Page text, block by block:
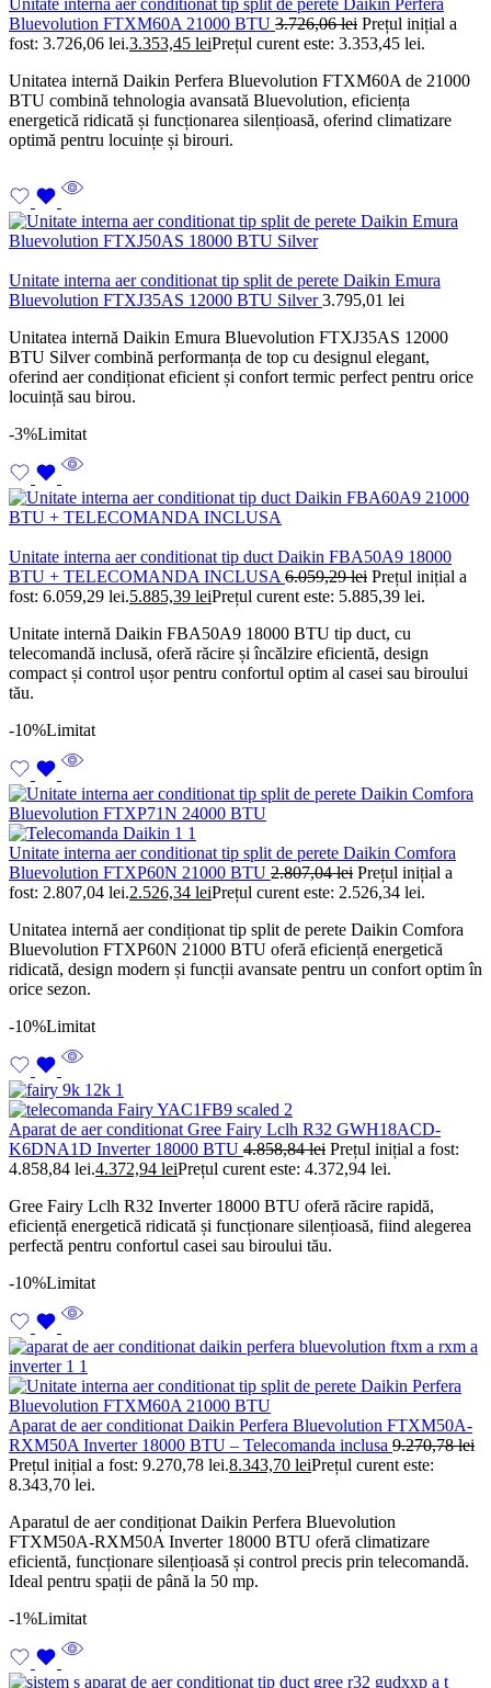
Bluevolution FTXM60A 21000 BTU 3.726,06lei Prețul inițial a
fost: 3.726,06 lei.3.353,45 leiPrețul curent este: 3.353,45 lei.
Unitatea internă Daikin Perfera Bluevolution FTXM60A de 21000
BTU combină tehnologia avansată Bluevolution, eficiența
energetică ridicată și funcționarea silențioasă, oferind climatizare
optimă pentru locuințe și birouri.
Unitate interna aer conditionat tip split de perete Daikin Emura
Bluevolution FTXJ35AS 12000 BTU Silver3.795,01 lei
Unitatea internă Daikin Emura Bluevolution FTXJ35AS 12000
BTU Silver combină performanța de top cu designul elegant,
oferind aer condiționat eficient și confort termic perfect pentru orice
locuință sau birou.
-3%Limitat
Unitate interna aer conditionat tip duct Daikin FBA50A9 18000
BTU + TELECOMANDA INCLUSA 6.059,29lei Prețul inițial a
fost: 6.059,29 lei.5.885,39 leiPrețul curent este: 5.885,39 lei.
Unitate internă Daikin FBA50A9 18000 BTU tip duct, cu
telecomandă inclusă, oferă răcire și încălzire eficientă, design
compact și control ușor pentru confortul optim al casei sau biroului
tău.
-10%Limitat
Unitate interna aer conditionat tip split de perete Daikin Comfora
Bluevolution FTXP60N 21000 BTU 2.807,04lei Prețul inițial a
fost: 2.807,04 lei.2.526,34 leiPrețul curent este: 2.526,34 lei.
Unitatea internă aer condiționat tip split de perete Daikin Comfora
Bluevolution FTXP60N 21000 BTU oferă eficiență energetică
ridicată, design modern și funcții avansate pentru un confort optim în
orice sezon.
-10%Limitat
Aparat de aer conditionat Gree Fairy Lclh R32 GWH18ACD-
K6DNA1D Inverter 18000 BTU 4.858,84lei Prețul inițial a fost:
4.858,84 lei.4.372,94 leiPrețul curent este: 4.372,94 lei.
Gree Fairy Lclh R32 Inverter 18000 BTU oferă răcire rapidă,
eficiență energetică ridicată și funcționare silențioasă, fiind alegerea
perfectă pentru confortul casei sau biroului tău.
-10%Limitat
Aparat de aer conditionat Daikin Perfera Bluevolution FTXM50A-
RXM50A Inverter 18000 BTU – Telecomanda inclusa 9.270,78lei
Prețul inițial a fost: 9.270,78 lei.8.343,70 leiPrețul curent este:
8.343,70 lei.
Aparatul de aer condiționat Daikin Perfera Bluevolution
FTXM50A-RXM50A Inverter 18000 BTU oferă climatizare
eficientă, funcționare silențioasă și control precis prin telecomandă.
Ideal pentru spații de până la 50 mp.
-1%Limitat